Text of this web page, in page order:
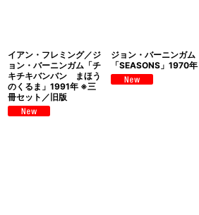
イアン・フレミング／ジ
ョン・バーニンガム「チ
キチキバンバン まほう
のくるま」1991年 ※三
冊セット／旧版
ジョン・バーニンガム
「SEASONS」1970年